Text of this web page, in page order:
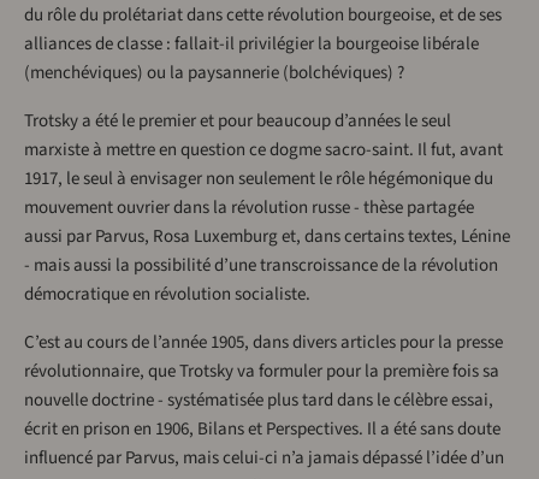
du rôle du prolétariat dans cette révolution bourgeoise, et de ses
alliances de classe : fallait-il privilégier la bourgeoise libérale
(menchéviques) ou la paysannerie (bolchéviques) ?
Trotsky a été le premier et pour beaucoup d’années le seul
marxiste à mettre en question ce dogme sacro-saint. Il fut, avant
1917, le seul à envisager non seulement le rôle hégémonique du
mouvement ouvrier dans la révolution russe - thèse partagée
aussi par Parvus, Rosa Luxemburg et, dans certains textes, Lénine
- mais aussi la possibilité d’une transcroissance de la révolution
démocratique en révolution socialiste.
C’est au cours de l’année 1905, dans divers articles pour la presse
révolutionnaire, que Trotsky va formuler pour la première fois sa
nouvelle doctrine - systématisée plus tard dans le célèbre essai,
écrit en prison en 1906, Bilans et Perspectives. Il a été sans doute
influencé par Parvus, mais celui-ci n’a jamais dépassé l’idée d’un